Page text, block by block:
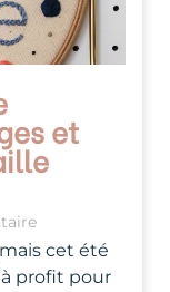
et
cet été
profit pour